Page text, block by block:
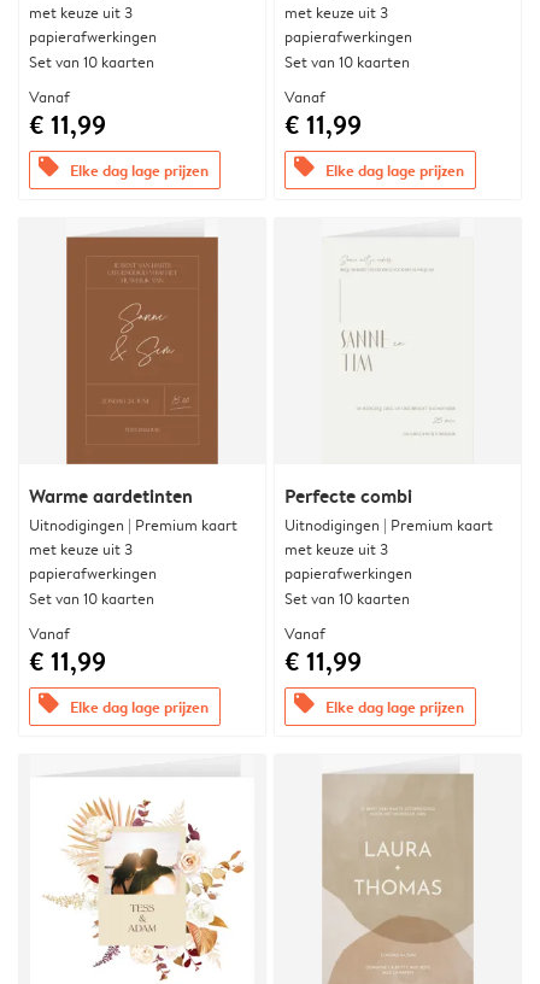
met keuze uit 3
papierafwerkingen
Set van 10 kaarten
Vanaf
€ 11,99
offers Elke dag lage prijzen
met keuze uit 3
papierafwerkingen
Set van 10 kaarten
Vanaf
€ 11,99
offers Elke dag lage prijzen
Warme aardetinten
Uitnodigingen | Premium kaart
met keuze uit 3
papierafwerkingen
Set van 10 kaarten
Vanaf
€ 11,99
offers Elke dag lage prijzen
Perfecte combi
Uitnodigingen | Premium kaart
met keuze uit 3
papierafwerkingen
Set van 10 kaarten
Vanaf
€ 11,99
offers Elke dag lage prijzen